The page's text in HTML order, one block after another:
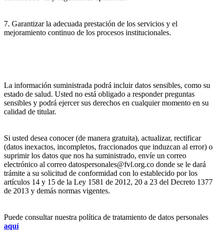
7. Garantizar la adecuada prestación de los servicios y el
mejoramiento continuo de los procesos institucionales.
La información suministrada podrá incluir datos sensibles, como su
estado de salud. Usted no está obligado a responder preguntas
sensibles y podrá ejercer sus derechos en cualquier momento en su
calidad de titular.
Si usted desea conocer (de manera gratuita), actualizar, rectificar
(datos inexactos, incompletos, fraccionados que induzcan al error) o
suprimir los datos que nos ha suministrado, envíe un correo
electrónico al correo datospersonales@fvl.org.co donde se le dará
trámite a su solicitud de conformidad con lo establecido por los
artículos 14 y 15 de la Ley 1581 de 2012, 20 a 23 del Decreto 1377
de 2013 y demás normas vigentes.
Puede consultar nuestra política de tratamiento de datos personales
aquí